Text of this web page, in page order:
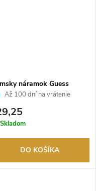
náramok Guess
Až 100 dní na vrátenie
Autorizovaný predajca.
Skladom
DO KOŠÍKA